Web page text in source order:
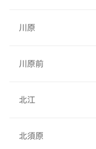
川原
川原前
北江
北須原